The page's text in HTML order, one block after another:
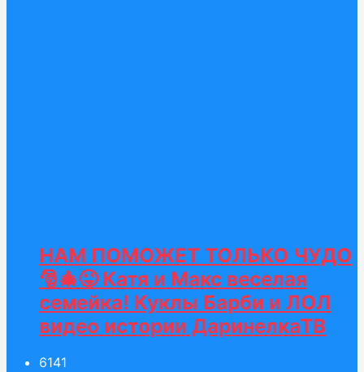
НАМ ПОМОЖЕТ ТОЛЬКО ЧУДО
🎅🎄😜 Катя и Макс веселая
семейка! Куклы Барби и ЛОЛ
видео истории ДаринелкаТВ
6141